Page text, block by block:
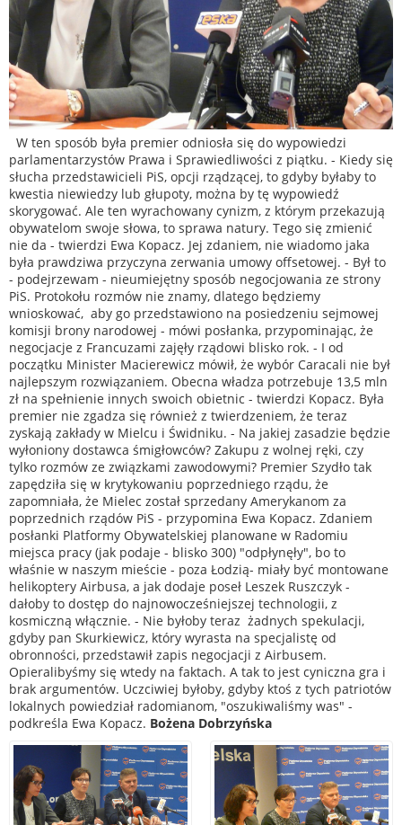
W ten sposób była premier odniosła się do wypowiedzi
parlamentarzystów Prawa i Sprawiedliwości z piątku. - Kiedy się
słucha przedstawicieli PiS, opcji rządzącej, to gdyby byłaby to
kwestia niewiedzy lub głupoty, można by tę wypowiedź
skorygować. Ale ten wyrachowany cynizm, z którym przekazują
obywatelom swoje słowa, to sprawa natury. Tego się zmienić
nie da - twierdzi Ewa Kopacz. Jej zdaniem, nie wiadomo jaka
była prawdziwa przyczyna zerwania umowy offsetowej. - Był to
- podejrzewam - nieumiejętny sposób negocjowania ze strony
PiS. Protokołu rozmów nie znamy, dlatego będziemy
wnioskować, aby go przedstawiono na posiedzeniu sejmowej
komisji brony narodowej - mówi posłanka, przypominając, że
negocjacje z Francuzami zajęły rządowi blisko rok. - I od
początku Minister Macierewicz mówił, że wybór Caracali nie był
najlepszym rozwiązaniem. Obecna władza potrzebuje 13,5 mln
zł na spełnienie innych swoich obietnic - twierdzi Kopacz. Była
premier nie zgadza się również z twierdzeniem, że teraz
zyskają zakłady w Mielcu i Świdniku. - Na jakiej zasadzie będzie
wyłoniony dostawca śmigłowców? Zakupu z wolnej ręki, czy
tylko rozmów ze związkami zawodowymi? Premier Szydło tak
zapędziła się w krytykowaniu poprzedniego rządu, że
zapomniała, że Mielec został sprzedany Amerykanom za
poprzednich rządów PiS - przypomina Ewa Kopacz. Zdaniem
posłanki Platformy Obywatelskiej planowane w Radomiu
miejsca pracy (jak podaje - blisko 300) "odpłynęły", bo to
właśnie w naszym mieście - poza Łodzią- miały być montowane
helikoptery Airbusa, a jak dodaje poseł Leszek Ruszczyk -
dałoby to dostęp do najnowocześniejszej technologii, z
kosmiczną włącznie. - Nie byłoby teraz żadnych spekulacji,
gdyby pan Skurkiewicz, który wyrasta na specjalistę od
obronności, przedstawił zapis negocjacji z Airbusem.
Opieralibyśmy się wtedy na faktach. A tak to jest cyniczna gra i
brak argumentów. Uczciwiej byłoby, gdyby ktoś z tych patriotów
lokalnych powiedział radomianom, "oszukiwaliśmy was" -
podkreśla Ewa Kopacz. Bożena Dobrzyńska